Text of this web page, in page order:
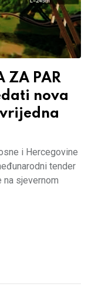
ZA PAR
nova
i Hercegovine
tender
sjevernom